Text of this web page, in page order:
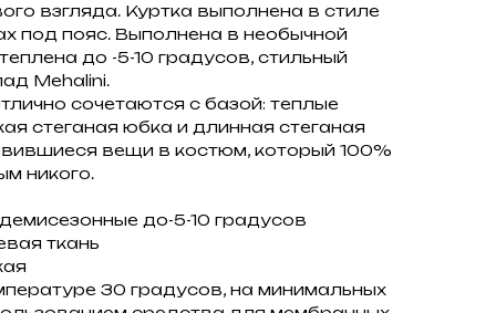
взгляда. Куртка выполнена в стиле
под пояс. Выполнена в необычной
до -5-10 градусов, стильный
Mehalini.
сочетаются с базой: теплые
стеганая юбка и длинная стеганая
вещи в костюм, который 100%
никого.
до-5-10 градусов
ткань
30 градусов, на минимальных